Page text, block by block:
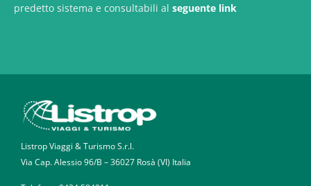
predetto sistema e consultabili al seguente link
Listrop Viaggi & Turismo S.r.l.
Via Cap. Alessio 96/B – 36027 Rosà (VI) Italia